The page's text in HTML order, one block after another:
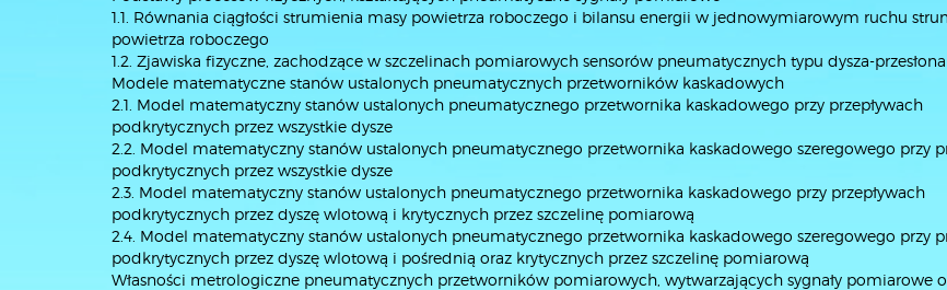
1.1. Równania ciągłości strumienia masy powietrza roboczego i bilansu energii w jednowymiarowym ruchu
powietrza roboczego
1.2. Zjawiska fizyczne, zachodzące w szczelinach pomiarowych sensorów pneumatycznych typu dysza-przesłona
Modele matematyczne stanów ustalonych pneumatycznych przetworników kaskadowych
2.1. Model matematyczny stanów ustalonych pneumatycznego przetwornika kaskadowego przy przepływach
podkrytycznych przez wszystkie dysze
2.2. Model matematyczny stanów ustalonych pneumatycznego przetwornika kaskadowego szeregowego przy
podkrytycznych przez wszystkie dysze
2.3. Model matematyczny stanów ustalonych pneumatycznego przetwornika kaskadowego przy przepływach
podkrytycznych przez dyszę wlotową i krytycznych przez szczelinę pomiarową
2.4. Model matematyczny stanów ustalonych pneumatycznego przetwornika kaskadowego szeregowego przy
podkrytycznych przez dyszę wlotową i pośrednią oraz krytycznych przez szczelinę pomiarową
Własności metrologiczne pneumatycznych przetworników pomiarowych, wytwarzających sygnały pomiarowe